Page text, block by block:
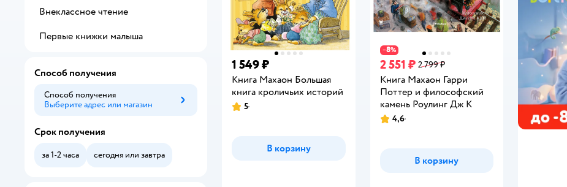
1 549 ₽
Книга Махаон Большая
книга кроличьих историй
Рейтинг:
5
В корзину
−8%
2 551 ₽ 2 799 ₽
Книга Махаон Гарри
Поттер и философский
камень Роулинг Дж К
Рейтинг:
4,6
В корзину
Внеклассное чтение
Первые книжки малыша
Способ получения
Способ получения
Выберите адрес или магазин
Способ получения
Срок получения
за 1-2 часа сегодня или завтра